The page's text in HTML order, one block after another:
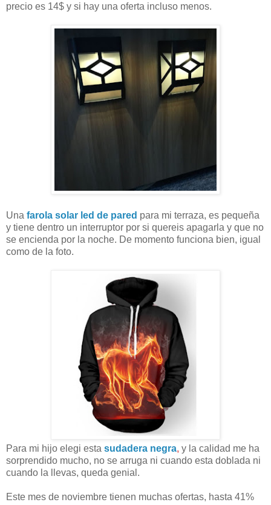
precio es 14$ y si hay una oferta incluso menos.
Una farola solar led de pared para mi terraza, es pequeña
y tiene dentro un interruptor por si quereis apagarla y que no
se encienda por la noche. De momento funciona bien, igual
como de la foto.
Para mi hijo elegi esta sudadera negra, y la calidad me ha
sorprendido mucho, no se arruga ni cuando esta doblada ni
cuando la llevas, queda genial.
Este mes de noviembre tienen muchas ofertas, hasta 41%